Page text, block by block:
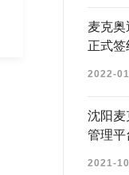
麦克奥
正式签
2022-
沈阳麦
管理平
2021-